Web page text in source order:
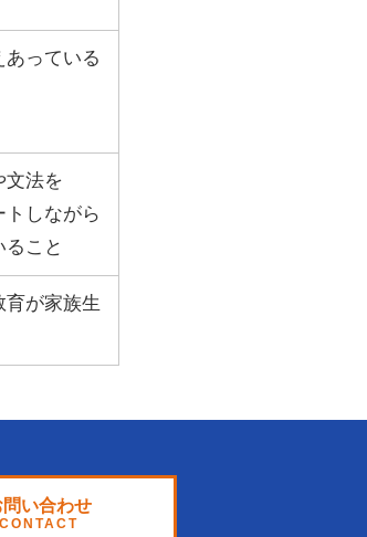
っている
文法を
しながら
こと
が家族生
問い合わせ
CONTACT